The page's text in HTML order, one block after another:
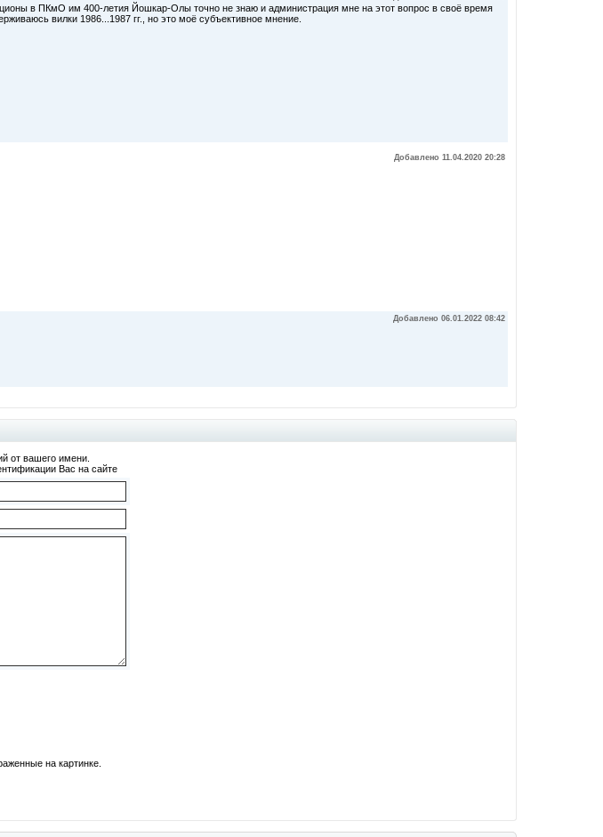
в ПКмО им 400-летия Йошкар-Олы точно не знаю и администрация мне на этот вопрос в своё время
вилки 1986...1987 гг., но это моё субъективное мнение.
Добавлено 11.04.2020 20:28
Добавлено 06.01.2022 08:42
от вашего имени.
Вас на сайте
на картинке.